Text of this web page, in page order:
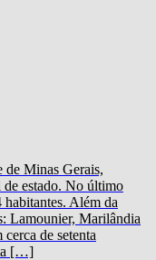
de Minas Gerais,
estado. No último
habitantes. Além da
Lamounier, Marilândia
de setenta
[…]